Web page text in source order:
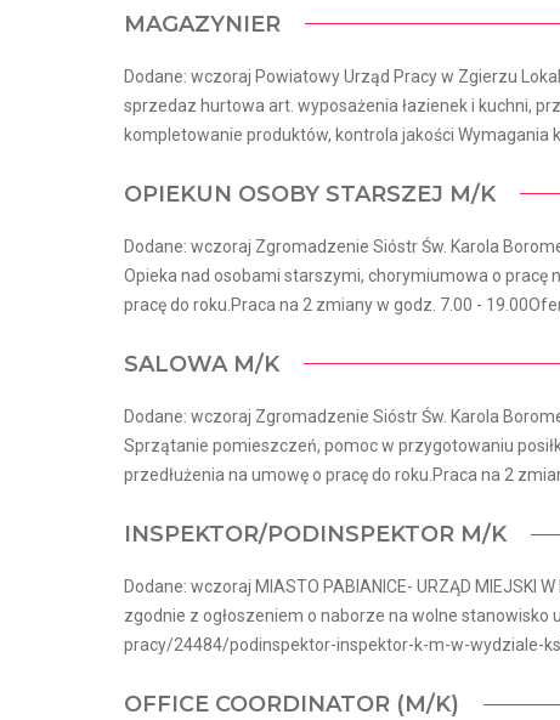
MAGAZYNIER
Dodane: wczoraj Powiatowy Urząd Pracy w Zgierzu
sprzedaz hurtowa art. wyposażenia łazienek i kuchni,
kompletowanie produktów, kontrola jakości Wymagania
OPIEKUN OSOBY STARSZEJ M/K
Dodane: wczoraj Zgromadzenie Sióstr Św. Karola
Opieka nad osobami starszymi, chorymiumowa o pracę
pracę do roku.Praca na 2 zmiany w godz. 7.00 -
SALOWA M/K
Dodane: wczoraj Zgromadzenie Sióstr Św. Karola
Sprzątanie pomieszczeń, pomoc w przygotowaniu
przedłużenia na umowę o pracę do roku.Praca na 2
INSPEKTOR/PODINSPEKTOR M/K
Dodane: wczoraj MIASTO PABIANICE- URZĄD MIEJSKI
zgodnie z ogłoszeniem o naborze na wolne
pracy/24484/podinspektor-inspektor-k-m-w-wydziale-
OFFICE COORDINATOR (M/K)